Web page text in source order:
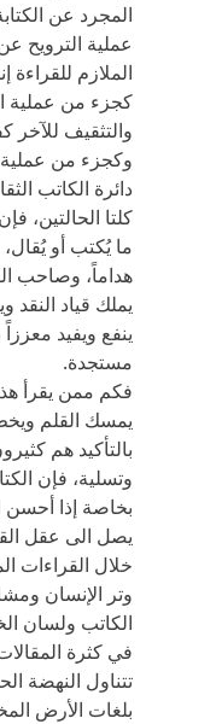
المجرد عن
عملية الترويح
الملازم
كجزء من عملية
والتثقيف للآخر
وكجزء من عملية
دائرة الكاتب
كلتا الحالتين،
ما يُكتب أو
هداماً، وصاحب
يملك قياد النقد
ينفع ويفيد
مستجدة.
فكم ممن يقرأ
يمسك القلم
بالتأكيد هم
وتسلية، فإن
بخاصة إذا أحسن
يصل الى عقل
خلال القراءات
وتر الإنسان
الكاتب ولسان
في كثرة
تتناول النهضة
بلغات الأرض